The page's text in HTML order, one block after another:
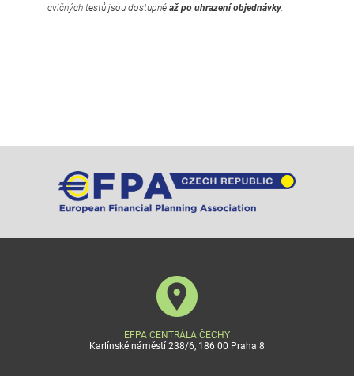
cvičných testů jsou dostupné až po uhrazení objednávky.
EFPA CENTRÁLA ČECHY
Karlínské náměstí 238/6, 186 00 Praha 8